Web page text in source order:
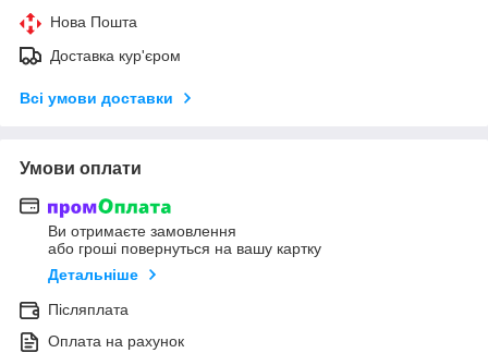
Нова Пошта
Доставка кур'єром
Всі умови доставки
Умови оплати
Ви отримаєте замовлення
або гроші повернуться на вашу картку
Детальніше
Післяплата
Оплата на рахунок